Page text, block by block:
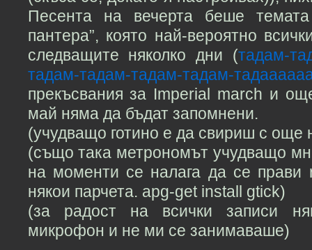
Песента на вечерта беше
пантера”, която най-вероятно
следващите няколко дни (тадам-
тадам-тадам-тадам-тадам-
прекъсвания за Imperial march и
май няма да бъдат запомнени.
(учудващо готино е да свириш с още
(също така метрономът учудващо
на моменти се налага да се прави
някои парчета. apg-get install gtick)
(за радост на всички записи
микрофон и не ми се занимаваше)